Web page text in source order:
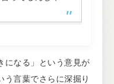
になる」という意見が
う言葉でさらに深掘り